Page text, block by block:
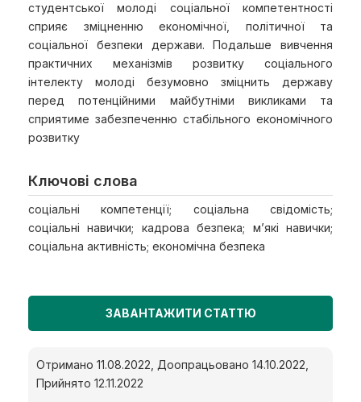
студентської молоді соціальної компетентності
сприяє зміцненню економічної, політичної та
соціальної безпеки держави. Подальше вивчення
практичних механізмів розвитку соціального
інтелекту молоді безумовно зміцнить державу
перед потенційними майбутніми викликами та
сприятиме забезпеченню стабільного економічного
розвитку
Ключові слова
соціальні компетенції; соціальна свідомість;
соціальні навички; кадрова безпека; м’які навички;
соціальна активність; економічна безпека
ЗАВАНТАЖИТИ СТАТТЮ
Отримано 11.08.2022, Доопрацьовано 14.10.2022,
Прийнято 12.11.2022